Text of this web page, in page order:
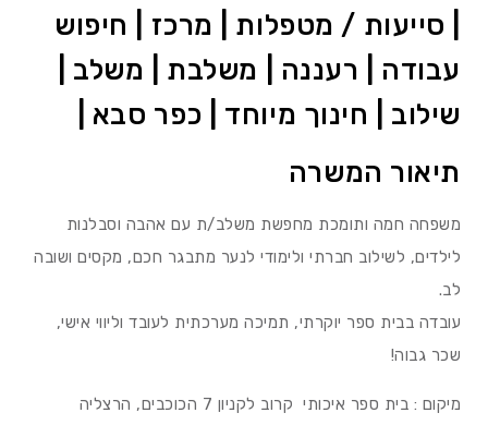
| סייעות / מטפלות | מרכז | חיפוש
עבודה | רעננה | משלבת | משלב |
שילוב | חינוך מיוחד | כפר סבא |
תיאור המשרה
משפחה חמה ותומכת מחפשת משלב/ת עם אהבה וסבלנות
לילדים, לשילוב חברתי ולימודי לנער מתבגר חכם, מקסים ושובה
לב.
עובדה בבית ספר יוקרתי, תמיכה מערכתית לעובד וליווי אישי,
שכר גבוה!
מיקום : בית ספר איכותי קרוב לקניון 7 הכוכבים, הרצליה